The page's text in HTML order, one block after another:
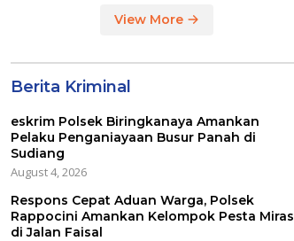
View More
Berita Kriminal
eskrim Polsek Biringkanaya Amankan
Pelaku Penganiayaan Busur Panah di
Sudiang
August 4, 2026
Respons Cepat Aduan Warga, Polsek
Rappocini Amankan Kelompok Pesta Miras
di Jalan Faisal